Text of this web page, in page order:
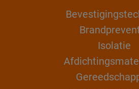
Isolatie